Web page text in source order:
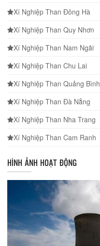
Xí Nghiệp Than Đông Hà
Xí Nghiệp Than Quy Nhơn
Xí Nghiệp Than Nam Ngãi
Xí Nghiệp Than Chu Lai
Xí Nghiệp Than Quảng Bình
Xí Nghiệp Than Đà Nẵng
Xí Nghiệp Than Nha Trang
Xí Nghiệp Than Cam Ranh
HÌNH ẢNH HOẠT ĐỘNG